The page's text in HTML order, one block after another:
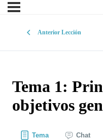
Anterior Lección
Tema 1:
objetivos
Tema Chat